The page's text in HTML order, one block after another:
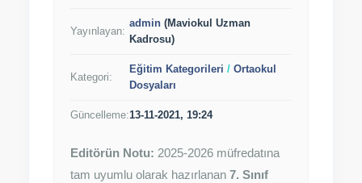
Yayınlayan:
admin (Maviokul Uzman
Kadrosu)
Kategori:
Eğitim Kategorileri / Ortaokul
Dosyaları
Güncelleme:13-11-2021, 19:24
Editörün Notu: 2025-2026 müfredatına
tam uyumlu olarak hazırlanan 7. Sınıf